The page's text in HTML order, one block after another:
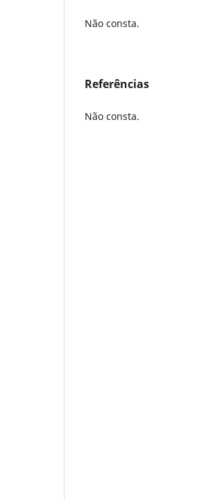
Não consta.
Referências
Não consta.